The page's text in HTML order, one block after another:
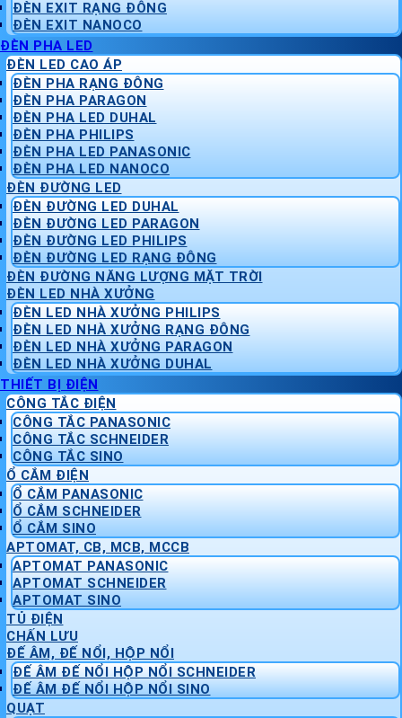
ĐÈN EXIT RẠNG ĐÔNG
ĐÈN EXIT NANOCO
ĐÈN PHA LED
ĐÈN LED CAO ÁP
ĐÈN PHA RẠNG ĐÔNG
ĐÈN PHA PARAGON
ĐÈN PHA LED DUHAL
ĐÈN PHA PHILIPS
ĐÈN PHA LED PANASONIC
ĐÈN PHA LED NANOCO
ĐÈN ĐƯỜNG LED
ĐÈN ĐƯỜNG LED DUHAL
ĐÈN ĐƯỜNG LED PARAGON
ĐÈN ĐƯỜNG LED PHILIPS
ĐÈN ĐƯỜNG LED RẠNG ĐÔNG
ĐÈN ĐƯỜNG NĂNG LƯỢNG MẶT TRỜI
ĐÈN LED NHÀ XƯỞNG
ĐÈN LED NHÀ XƯỞNG PHILIPS
ĐÈN LED NHÀ XƯỞNG RẠNG ĐÔNG
ĐÈN LED NHÀ XƯỞNG PARAGON
ĐÈN LED NHÀ XƯỞNG DUHAL
THIẾT BỊ ĐIỆN
CÔNG TẮC ĐIỆN
CÔNG TẮC PANASONIC
CÔNG TẮC SCHNEIDER
CÔNG TẮC SINO
Ổ CẮM ĐIỆN
Ổ CẮM PANASONIC
Ổ CẮM SCHNEIDER
Ổ CẮM SINO
APTOMAT, CB, MCB, MCCB
APTOMAT PANASONIC
APTOMAT SCHNEIDER
APTOMAT SINO
TỦ ĐIỆN
CHẤN LƯU
ĐẾ ÂM, ĐẾ NỔI, HỘP NỔI
ĐẾ ÂM ĐẾ NỔI HỘP NỔI SCHNEIDER
ĐẾ ÂM ĐẾ NỔI HỘP NỔI SINO
QUẠT